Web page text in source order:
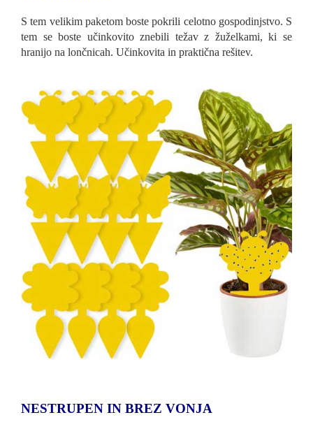
S tem velikim paketom boste pokrili celotno gospodinjstvo. S
tem se boste učinkovito znebili težav z žuželkami, ki se
hranijo na lončnicah. Učinkovita in praktična rešitev.
NESTRUPEN IN BREZ VONJA